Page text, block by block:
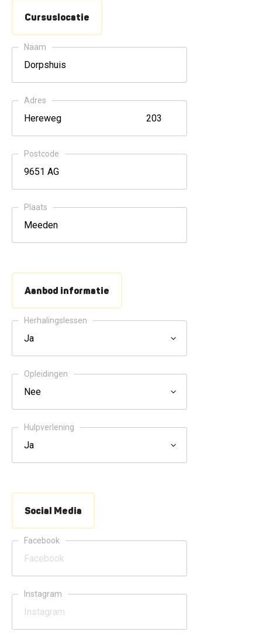
Cursuslocatie
Naam
Adres
Postcode
Plaats
Aanbod informatie
Herhalingslessen
Opleidingen
Hulpverlening
Social Media
Facebook
Instagram